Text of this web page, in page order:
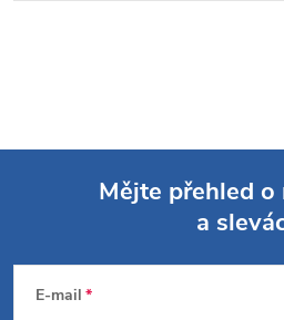
Mějte přehled o
a
E-mail